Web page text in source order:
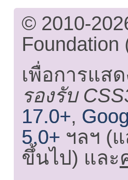
© 2010-
Foundation
เพื่อการแส
รองรับ
17.0+,
5.0+ ฯลฯ (
ขึ้นไป) และ